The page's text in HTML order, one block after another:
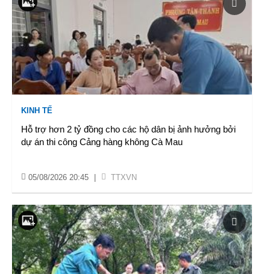
KINH TẾ
Hỗ trợ hơn 2 tỷ đồng cho các hộ dân bị ảnh hưởng bởi
dự án thi công Cảng hàng không Cà Mau
05/08/2026 20:45 TTXVN